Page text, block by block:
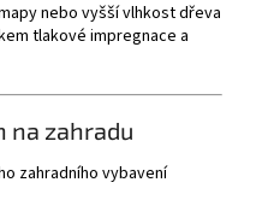
nebo vyšší vlhkost dřeva
tlakové impregnace a
na zahradu
zahradního vybavení